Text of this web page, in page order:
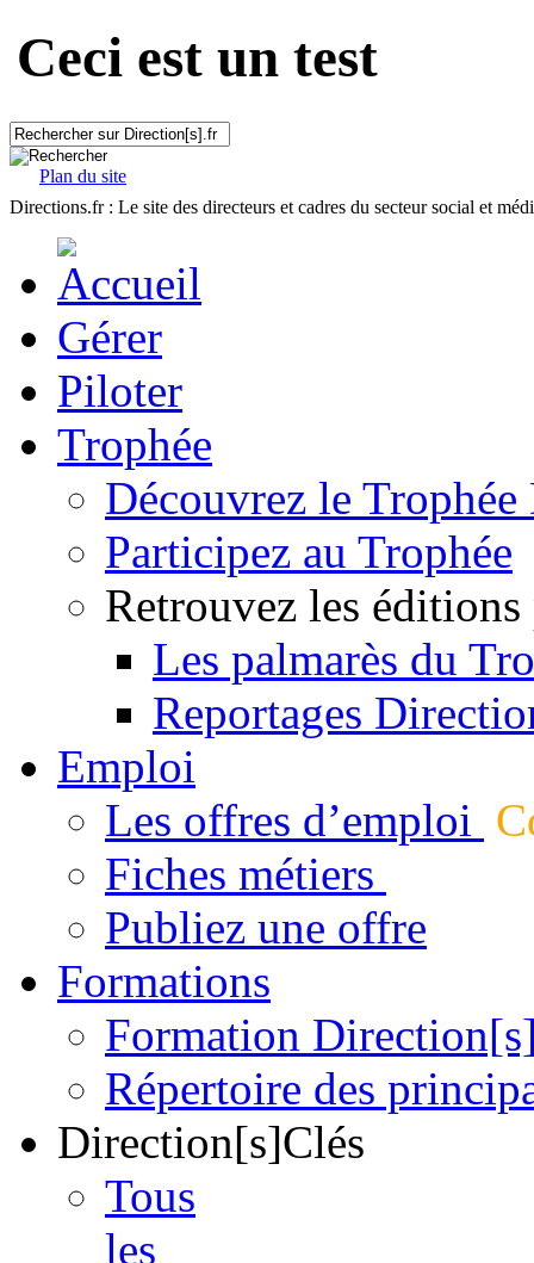
Ceci est un test
Plan du site
Directions.fr : Le site des directeurs et cadres du secteur social et
Gérer
Piloter
Trophée
Découvrez le
Participez au Trophée
Retrouvez les éditions
Les palmarès du
Reportages
Emploi
Les offres d’emploi
Fiches métiers
Publiez une offre
Formations
Formation
Répertoire des
Direction[s]Clés
Tous
les